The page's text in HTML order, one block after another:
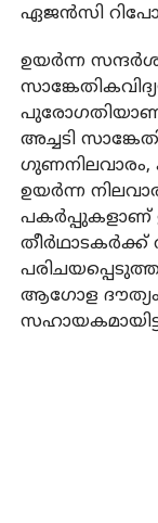
ഏജന്‍സി
ഉയര്‍ന്ന
പുരോഗതിയാണ്
അച്ചടി
ഉയര്‍ന്ന
പകര്‍പ്പുകളാണ്
ആഗോള ദൗത്യം